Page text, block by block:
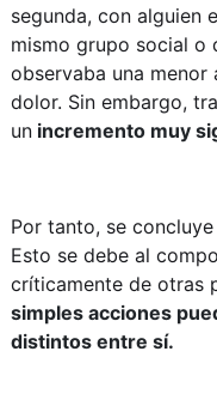
segunda, con alguien
mismo grupo social o
observaba una
dolor. Sin embargo,
unincremento muy
Por tanto, se
Esto se debe al
críticamente de otras
simples acciones
distintos entre sí.